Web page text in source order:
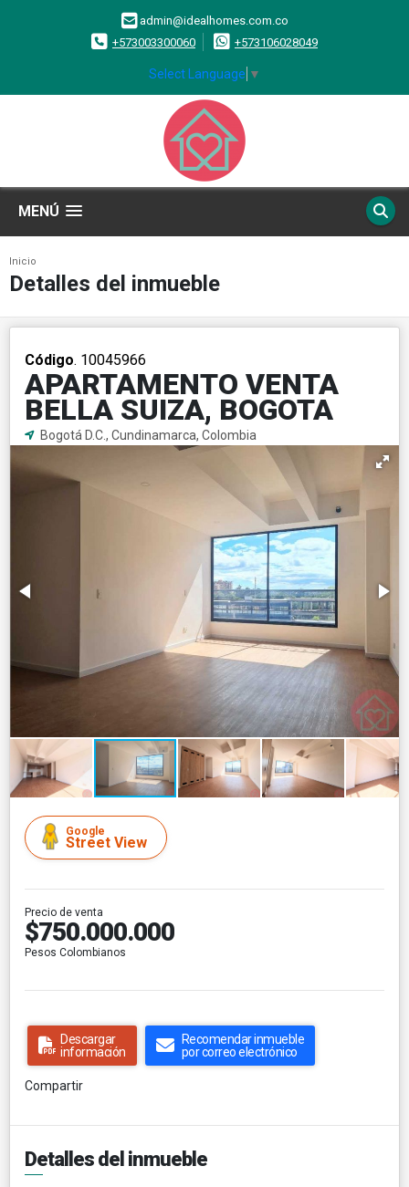
admin@idealhomes.com.co
+573003300060
+573106028049
Select Language ▼
MENÚ
Inicio
Detalles del inmueble
Código. 10045966
APARTAMENTO VENTA
BELLA SUIZA, BOGOTA
Bogotá D.C., Cundinamarca, Colombia
Google
Street View
Precio de venta
$750.000.000
Pesos Colombianos
Descargar
información
Recomendar inmueble
por correo electrónico
Compartir
Detalles del inmueble